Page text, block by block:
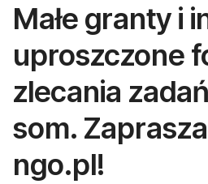
Małe granty i
uproszczone
zlecania
som.
ngo.pl!